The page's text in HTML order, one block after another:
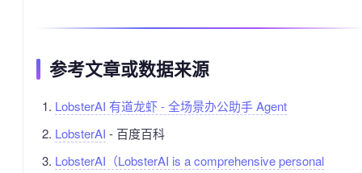
参考文章或数据来源
LobsterAI 有道龙虾 - 全场景办公助手 Agent
LobsterAI - 百度百科
LobsterAI（LobsterAI is a comprehensive personal